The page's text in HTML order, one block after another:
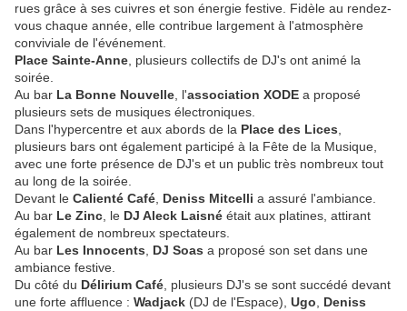
rues grâce à ses cuivres et son énergie festive. Fidèle au rendez-
vous chaque année, elle contribue largement à l'atmosphère
conviviale de l'événement.
Place Sainte-Anne , plusieurs collectifs de DJ's ont animé la
soirée.
Au bar La Bonne Nouvelle , l'association XODE a proposé
plusieurs sets de musiques électroniques.
Dans l'hypercentre et aux abords de la Place des Lices
plusieurs bars ont également participé à la Fête de la Musique,
avec une forte présence de DJ's et un public très nombreux tout
au long de la soirée.
Devant le Calienté Café Deniss Mitcelli a assuré l'ambiance.
Au bar Le Zinc , le DJ Aleck Laisné était aux platines, attirant
également de nombreux spectateurs.
Au bar Les Innocents DJ Soas a proposé son set dans une
ambiance festive.
Du côté du Délirium Café , plusieurs DJ's se sont succédé devant
une forte affluence : Wadjack (DJ de l'Espace), Ugo
Deniss